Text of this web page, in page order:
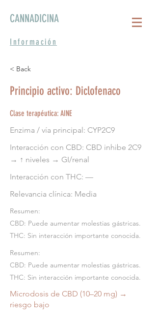
Información
CANNADICINA
< Back
Principio activo: Diclofenaco
Clase terapéutica: AINE
Enzima / vía principal: CYP2C9
Interacción con CBD: CBD inhibe 2C9
→ ↑ niveles → GI/renal
Interacción con THC: —
Relevancia clínica: Media
Resumen:
CBD: Puede aumentar molestias gástricas.
THC: Sin interacción importante conocida.
Resumen:
CBD: Puede aumentar molestias gástricas.
THC: Sin interacción importante conocida.
Microdosis de CBD (10–20 mg) →
riesgo bajo